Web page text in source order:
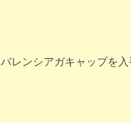
バレンシアガキャップを入